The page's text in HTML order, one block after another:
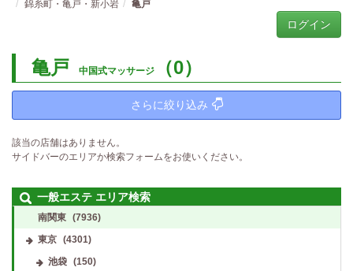
錦糸町・亀戸・新小岩
亀戸
ログイン
亀戸 中国式マッサージ （0）
さらに絞り込み
該当の店舗はありません。
サイドバーのエリアか検索フォームをお使いください。
一般エステ エリア検索
南関東 (7936)
東京 (4301)
池袋
(150)